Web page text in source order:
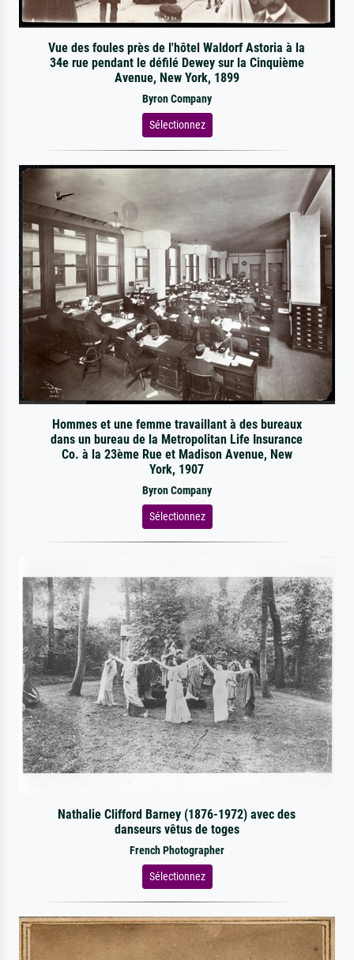
Vue des foules près de l'hôtel Waldorf Astoria à la
34e rue pendant le défilé Dewey sur la Cinquième
Avenue, New York, 1899
Byron Company
Sélectionnez
Hommes et une femme travaillant à des bureaux
dans un bureau de la Metropolitan Life Insurance
Co. à la 23ème Rue et Madison Avenue, New
York, 1907
Byron Company
Sélectionnez
Nathalie Clifford Barney (1876-1972) avec des
danseurs vêtus de toges
French Photographer
Sélectionnez